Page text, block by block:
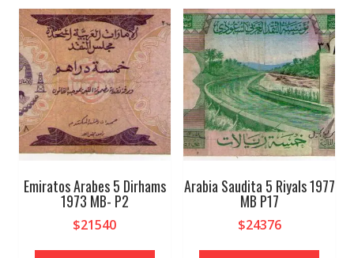
Emiratos Arabes 5 Dirhams
1973 MB- P2
$21540
Arabia Saudita 5 Riyals 1977
MB P17
$24376